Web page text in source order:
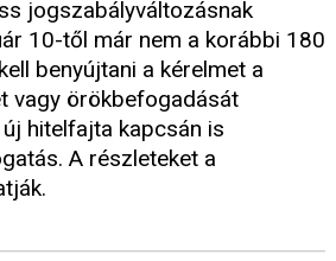
jogszabályváltozásnak
10-től már nem a korábbi 180
benyújtani a kérelmet a
vagy örökbefogadását
hitelfajta kapcsán is
A részleteket a